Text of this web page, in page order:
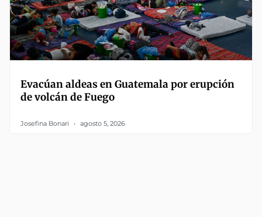
Evacúan aldeas en Guatemala por erupción
de volcán de Fuego
Josefina Bonari agosto 5, 2026